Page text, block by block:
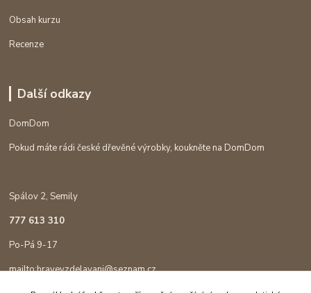
Obsah kurzu
Recenze
Další odkazy
DomDom
Pokud máte rádi české dřevěné výrobky, koukněte na DomDom
Spálov 2, Semily
777 613 310
Po-Pá 9-17
mailto:hravevzdelavani@seznam.cz